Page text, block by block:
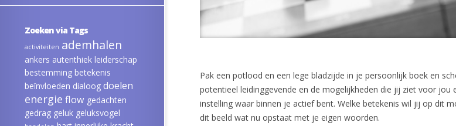
Zoeken via Tags
activiteiten ademhalen
ankers autenthiek leiderschap
bestemming betekenis
beïnvloeden dialoog doelen
energie flow gedachten
gedrag geluk geluksvogel
Pak een potlood en een lege bladzijde in je persoonlijk boek en
potentieel leidinggevende en de mogelijkheden die jij ziet voor jou
instelling waar binnen je actief bent. Welke betekenis wil jij op dit
dit beeld wat nu opstaat met je eigen woorden.